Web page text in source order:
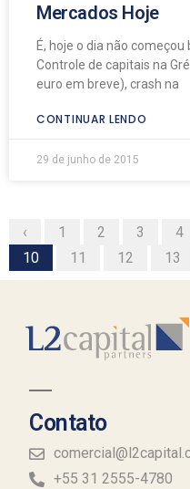
Mercados Hoje
É, hoje o dia não começou
Controle de capitais na
euro em breve), crash na
CONTINUAR LENDO
29 de junho de 2015
‹ 1 2 3 4
10
11 12 13
Contato
+55 31 2555-4780